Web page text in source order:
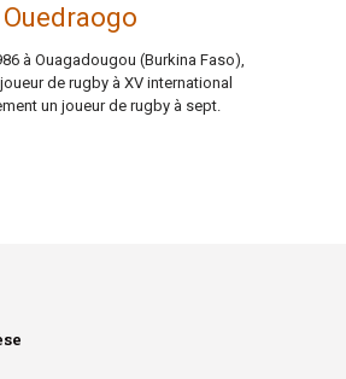
à Ouagadougou (Burkina Faso),
de rugby à XV international
un joueur de rugby à sept.